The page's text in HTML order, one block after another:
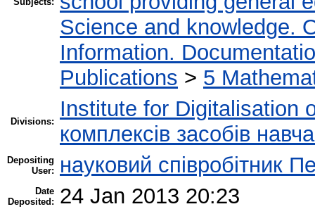
Science and knowledge.
Information.
Publications > 5
Divisions:
Institute for Digitalisation
комплексів засобів
Depositing
User:
науковий співробітник
Date
Deposited:
24 Jan 2013 20:23